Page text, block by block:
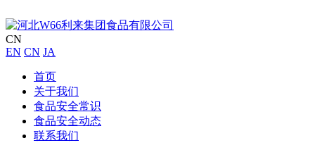
CN
EN CN JA
首页
关于我们
食品安全常识
食品安全动态
联系我们